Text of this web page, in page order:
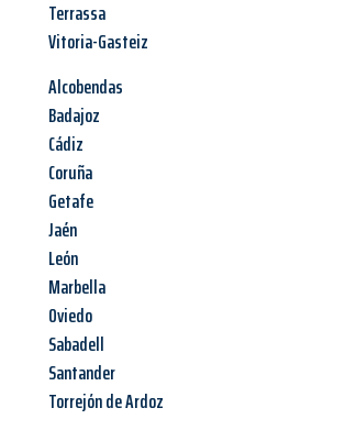
Terrassa
Vitoria-Gasteiz
Alcobendas
Badajoz
Cádiz
Coruña
Getafe
Jaén
León
Marbella
Oviedo
Sabadell
Santander
Torrejón de Ardoz